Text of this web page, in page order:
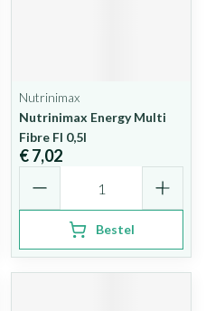
Nutrinimax
Nutrinimax Energy Multi
Fibre Fl 0,5l
€ 7,02
Bestel